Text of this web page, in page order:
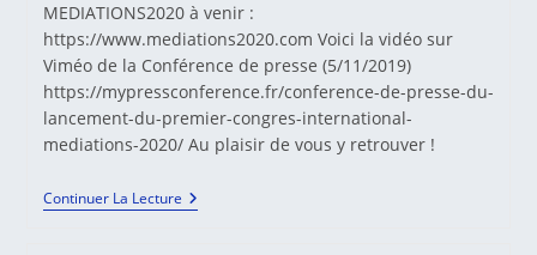
MEDIATIONS2020 à venir :
https://www.mediations2020.com Voici la vidéo sur
Viméo de la Conférence de presse (5/11/2019)
https://mypressconference.fr/conference-de-presse-du-
lancement-du-premier-congres-international-
mediations-2020/ Au plaisir de vous y retrouver !
Continuer La LectureMédiation,
Un